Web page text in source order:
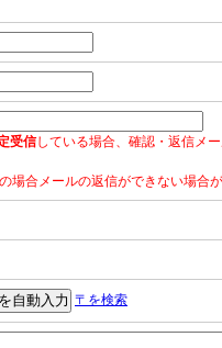
受信している場合、確認・返信メ
合メールの返信ができない場合が
〒を検索